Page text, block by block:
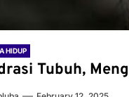
HIDUP
Tubuh,